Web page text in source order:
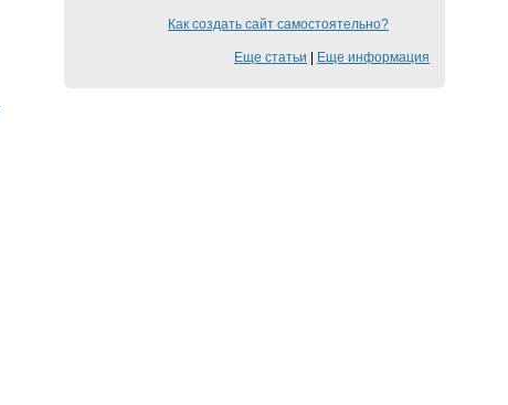
Как создать сайт самостоятельно?
Еще статьи | Еще информация